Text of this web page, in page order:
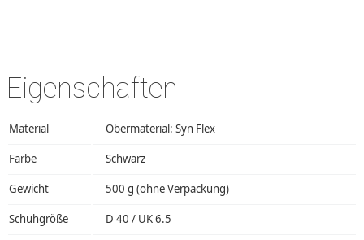
Eigenschaften
Material Obermaterial: Syn Flex
Farbe Schwarz
Gewicht 500 g (ohne Verpackung)
Schuhgröße D 40 / UK 6.5